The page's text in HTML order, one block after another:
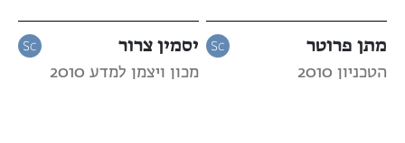
מתן פרוטר
הטכניון 2010
יסמין צרור
מכון ויצמן למדע 2010